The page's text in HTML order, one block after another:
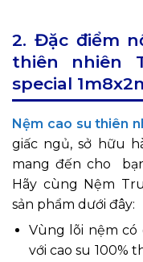
2. Đặc điểm
thiên nhiên
special
Nệm cao su thiên
giấc ngủ, sở hữu
mang đến cho
Hãy cùng Nệm
sản phẩm dưới đây:
Vùng lõi nệm có
với cao su 100%